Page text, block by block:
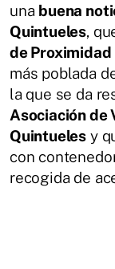
una buena
Quintueles,
de Proximidad
más poblada
la que se da
Asociación de
Quintueles y
con
recogida de